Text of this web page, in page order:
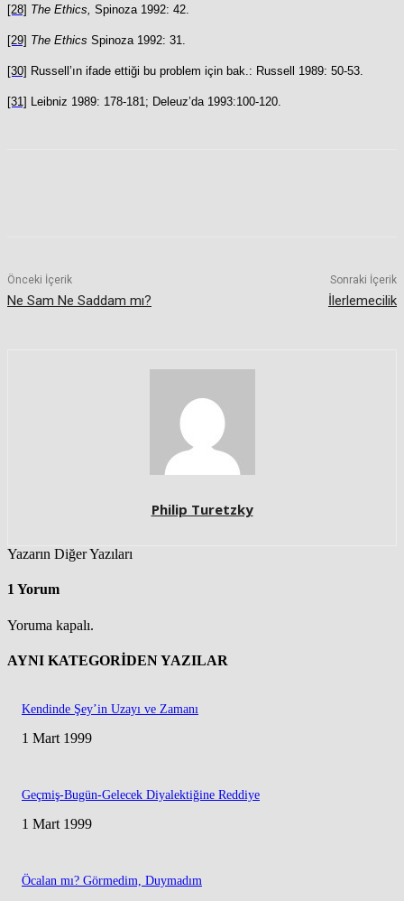
[28] The Ethics, Spinoza 1992: 42.
[29] The Ethics Spinoza 1992: 31.
[30] Russell’ın ifade ettiği bu problem için bak.: Russell 1989: 50-53.
[31] Leibniz 1989: 178-181; Deleuz’da 1993:100-120.
Önceki İçerik
Ne Sam Ne Saddam mı?
Sonraki İçerik
İlerlemecilik
Philip Turetzky
Yazarın Diğer Yazıları
1 Yorum
Yoruma kapalı.
AYNI KATEGORIDEN YAZILAR
Kendinde Şey’in Uzayı ve Zamanı
1 Mart 1999
Geçmiş-Bugün-Gelecek Diyalektiğine Reddiye
1 Mart 1999
Öcalan mı? Görmedim, Duymadım